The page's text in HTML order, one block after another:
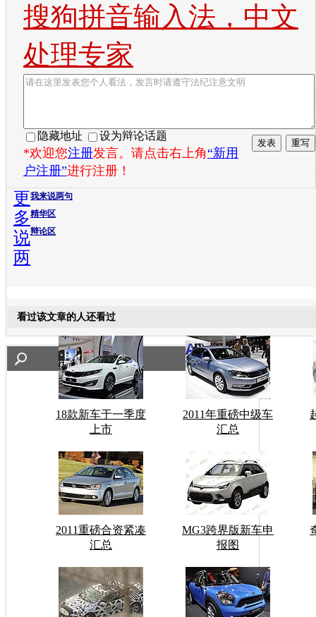
搜狗拼音输入法，中文
处理专家
隐藏地址 设为辩论话题
*欢迎您注册发言。请点击右上角“新用
户注册”进行注册！
我来说两句
精华区
辩论区
更
多
说
两
看过该文章的人还看过
18款新车于一季度
上市
2011年重磅中级车
汇总
2011重磅合资紧凑
汇总
MG3跨界版新车申
报图